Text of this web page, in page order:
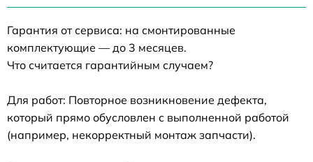
Гарантия от сервиса: на смонтированные
комплектующие — до 3 месяцев.
Что считается гарантийным случаем?
Для работ: Повторное возникновение дефекта,
который прямо обусловлен с выполненной работой
(например, некорректный монтаж запчасти).